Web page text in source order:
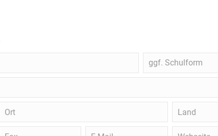
Schulform
ggf. Schulform
Ort Land
Fax
E-
Webseite